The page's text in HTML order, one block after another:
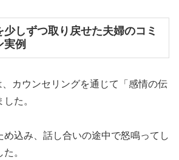
しずつ取り戻せた夫婦のコミ
実例
カウンセリングを通じて「感情の伝
た。
め込み、話し合いの途中で怒鳴ってし
。